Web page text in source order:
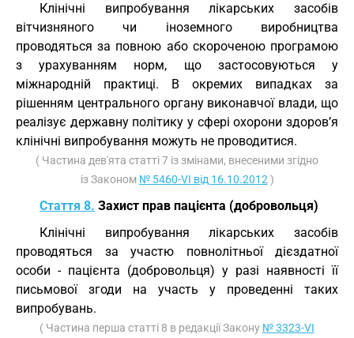
Клінічні випробування лікарських засобів
вітчизняного чи іноземного виробництва
проводяться за повною або скороченою програмою
з урахуванням норм, що застосовуються у
міжнародній практиці. В окремих випадках за
рішенням центрального органу виконавчої влади, що
реалізує державну політику у сфері охорони здоров’я
клінічні випробування можуть не проводитися.
( Частина дев'ята статті 7 із змінами, внесеними згідно
із Законом № 5460-VI від 16.10.2012 )
Стаття 8. Захист прав пацієнта (добровольця)
Клінічні випробування лікарських засобів
проводяться за участю повнолітньої дієздатної
особи - пацієнта (добровольця) у разі наявності її
письмової згоди на участь у проведенні таких
випробувань.
( Частина перша статті 8 в редакції Закону № 3323-VI